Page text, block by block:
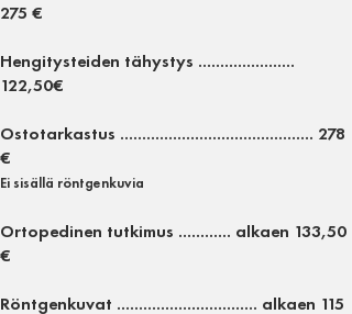
275 €
​Hengitysteiden tähystys ......................
122,50€
Ostotarkastus ............................................ 278
€
Ei sisällä röntgenkuvia
Ortopedinen tutkimus ............ alkaen 133,50
€
Röntgenkuvat ................................ alkaen 115